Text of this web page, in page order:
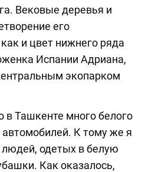
Вековые деревья и
его
и цвет нижнего ряда
Испании Адриана,
экопарком
в Ташкенте много белого
автомобилей. К тому же я
людей, одетых в белую
Как оказалось,